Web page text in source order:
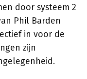
door systeem 2
Phil Barden
in voor de
zijn